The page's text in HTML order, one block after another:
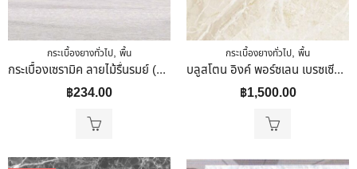
กระเบื้องยางทั่วไป, พื้น
กระเบื้องเซรามิค ลายไม้รื่นรมย์ (หน้ามัน)30 X 30
฿234.00
กระเบื้องยางทั่วไป, พื้น
บลูสโตน อิงค์ พอร์ซเลน เบรซเซียเบจ รุ่น CI-60001P 60x60cm ผิวเงา สีเบจ ลายหินอ่อน
฿1,500.00